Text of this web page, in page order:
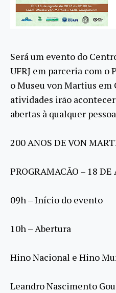
Será um evento do
UFRJ em parceria com o
o Museu von Martius em
atividades irão
abertas à qualquer
200 ANOS DE VON
PROGRAMACÃO – 18 DE
09h – Início do evento
10h – Abertura
Hino Nacional e Hino
Leandro Nascimento